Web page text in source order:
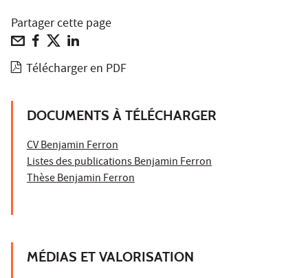
Partager cette page
Télécharger en PDF
DOCUMENTS À TÉLÉCHARGER
CV Benjamin Ferron
Listes des publications Benjamin Ferron
Thèse Benjamin Ferron
MÉDIAS ET VALORISATION